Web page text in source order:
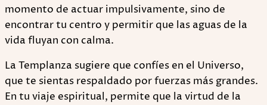
momento de actuar impulsivamente, sino de
encontrar tu centro y permitir que las aguas de la
vida fluyan con calma.
La Templanza sugiere que confíes en el Universo,
que te sientas respaldado por fuerzas más grandes.
En tu viaje espiritual, permite que la virtud de la